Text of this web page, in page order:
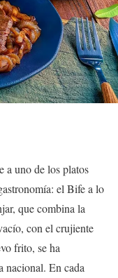
a uno de los platos
el Bife a lo
que combina la
con el crujiente
frito, se ha
nacional. En cada